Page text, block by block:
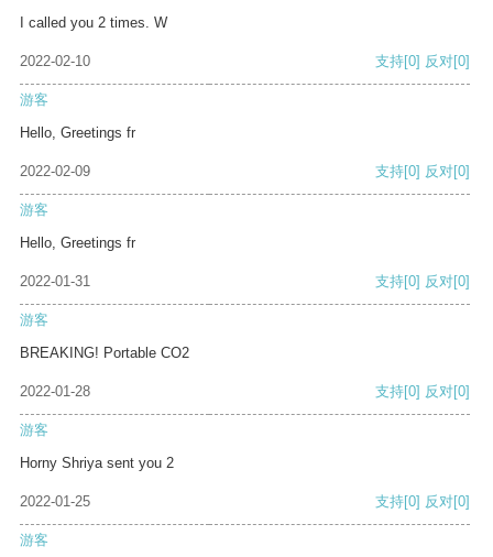
I called you 2 times. W
2022-02-10 支持[0] 反对[0]
游客
Hello, Greetings fr
2022-02-09 支持[0] 反对[0]
游客
Hello, Greetings fr
2022-01-31 支持[0] 反对[0]
游客
BREAKING! Portable CO2
2022-01-28 支持[0] 反对[0]
游客
Horny Shriya sent you 2
2022-01-25 支持[0] 反对[0]
游客